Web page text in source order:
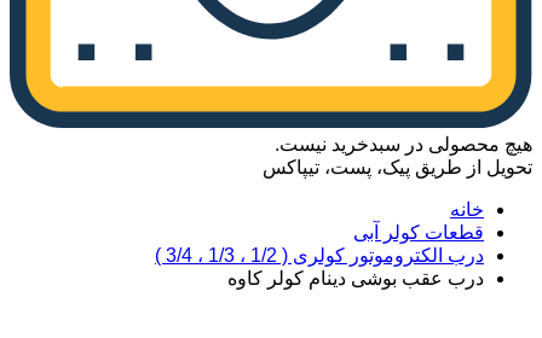
هیچ محصولی در سبدخرید نیست.
تحویل از طریق پیک، پست، تیپاکس
خانه
قطعات کولر آبی
درب الکتروموتور کولری ( 1/2 ، 1/3 ، 3/4 )
درب عقب بوشی دینام کولر کاوه